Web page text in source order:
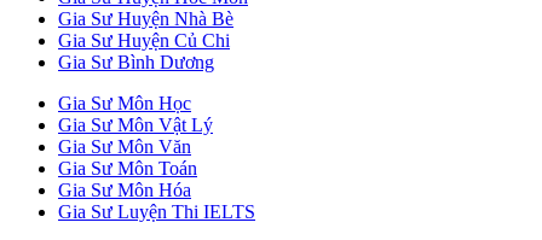
Gia Sư Huyện Nhà Bè
Gia Sư Huyện Củ Chi
Gia Sư Bình Dương
Gia Sư Môn Học
Gia Sư Môn Vật Lý
Gia Sư Môn Văn
Gia Sư Môn Toán
Gia Sư Môn Hóa
Gia Sư Luyện Thi IELTS